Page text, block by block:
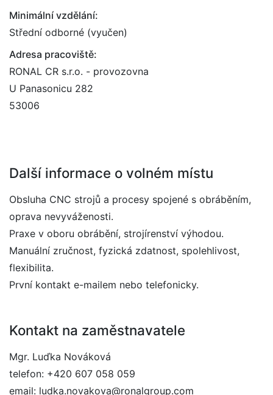
Minimální vzdělání:
Střední odborné (vyučen)
Adresa pracoviště:
RONAL CR s.r.o. - provozovna
U Panasonicu 282
53006
Další informace o volném místu
Obsluha CNC strojů a procesy spojené s obráběním,
oprava nevyváženosti.
Praxe v oboru obrábění, strojírenství výhodou.
Manuální zručnost, fyzická zdatnost, spolehlivost,
flexibilita.
První kontakt e-mailem nebo telefonicky.
Kontakt na zaměstnavatele
Mgr. Luďka Nováková
telefon: +420 607 058 059
email: ludka.novakova@ronalgroup.com